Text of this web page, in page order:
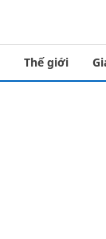
Thế giới